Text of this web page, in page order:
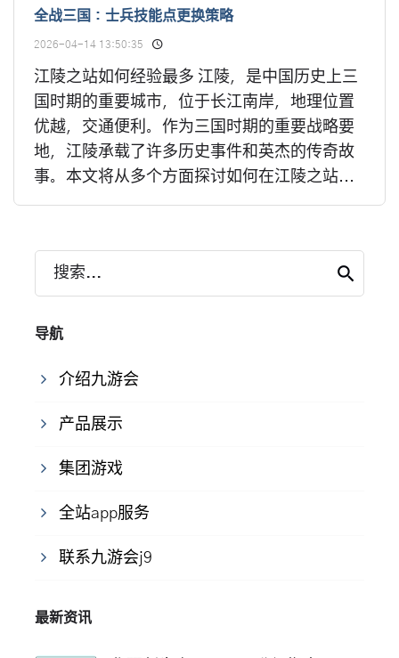
全战三国：士兵技能点更换策略
2026-04-14 13:50:35
江陵之站如何经验最多 江陵，是中国历史上三
国时期的重要城市，位于长江南岸，地理位置
优越，交通便利。作为三国时期的重要战略要
地，江陵承载了许多历史事件和英杰的传奇故
事。本文将从多个方面探讨如何在江陵之站...
搜索...
导航
介绍九游会
产品展示
集团游戏
全站app服务
联系九游会j9
最新资讯